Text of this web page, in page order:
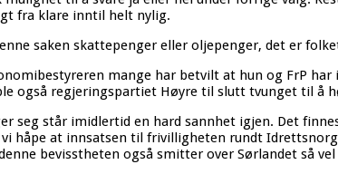
fra klare inntil helt nylig.
saken skattepenger eller oljepenger, det er
mange har betvilt at hun og FrP
også regjeringspartiet Høyre til slutt tvunget til å
seg står imidlertid en hard sannhet igjen. Det
håpe at innsatsen til frivilligheten rundt
bevisstheten også smitter over Sørlandet så